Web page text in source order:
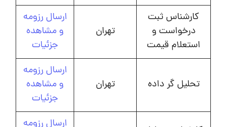
کارشناس ثبت
درخواست و
استعلام قیمت
تهران
ارسال رزومه
و مشاهده
جزئیات
تحلیل گر داده تهران
ارسال رزومه
و مشاهده
جزئیات
ارسال رزومه